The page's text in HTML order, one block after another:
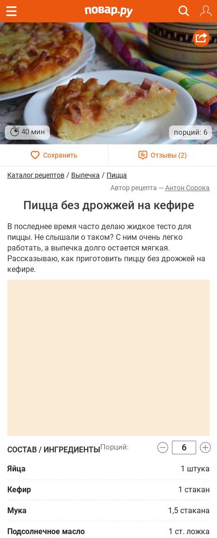
40 мин 6
Каталог рецептов / Выпечка / Пицца
Антон Сорока
Пицца без дрожжей на кефире
В последнее время часто делаю жидкое тесто для
пиццы. Не слышали о таком? С ним очень легко
работать, а выпечка долго остается мягкая.
Рассказываю, как приготовить пиццу без дрожжей на
кефире.
СОСТАВ / ИНГРЕДИЕНТЫ
Яйца 1 штука
Кефир 1 стакан
Мука 1,5 стакана
Подсолнечное масло 1 ст. ложка